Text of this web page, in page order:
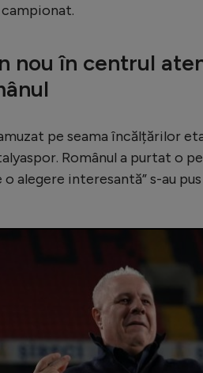
nou în centrul
pe seama încălțărilor
Românul a purtat o
alegere interesantă” s-au